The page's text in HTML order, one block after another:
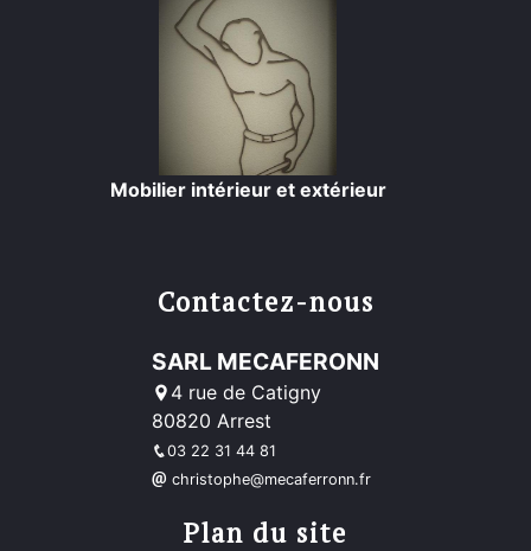
Mobilier intérieur et extérieur
Contactez-nous
SARL MECAFERONN
4 rue de Catigny
80820 Arrest
03 22 31 44 81
christophe@mecaferronn.fr
Plan du site